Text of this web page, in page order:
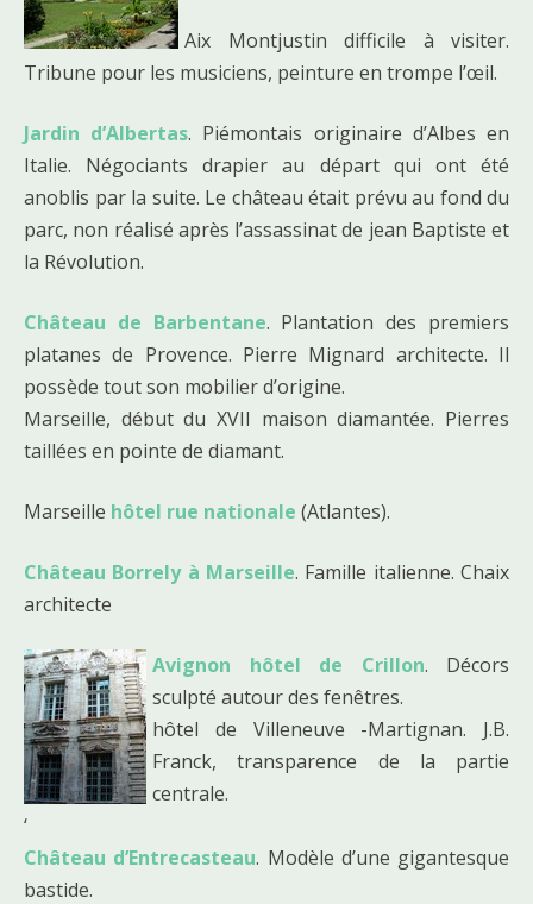
Aix Montjustin difficile à visiter.
Tribune pour les musiciens, peinture en trompe l’œil.
Jardin d’Albertas. Piémontais originaire d’Albes en
Italie. Négociants drapier au départ qui ont été
anoblis par la suite. Le château était prévu au fond du
parc, non réalisé après l’assassinat de jean Baptiste et
la Révolution.
Château de Barbentane. Plantation des premiers
platanes de Provence. Pierre Mignard architecte. Il
possède tout son mobilier d’origine.
Marseille, début du XVII maison diamantée. Pierres
taillées en pointe de diamant.
Marseille hôtel rue nationale (Atlantes).
Château Borrely à Marseille. Famille italienne. Chaix
architecte
Avignon hôtel de Crillon. Décors
sculpté autour des fenêtres.
hôtel de Villeneuve -Martignan. J.B.
Franck, transparence de la partie
centrale.
‘
Château d’Entrecasteau. Modèle d’une gigantesque
bastide.